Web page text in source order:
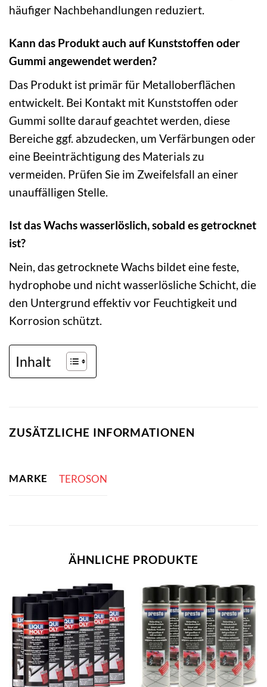
häufiger Nachbehandlungen reduziert.
Kann das Produkt auch auf Kunststoffen oder
Gummi angewendet werden?
Das Produkt ist primär für Metalloberflächen
entwickelt. Bei Kontakt mit Kunststoffen oder
Gummi sollte darauf geachtet werden, diese
Bereiche ggf. abzudecken, um Verfärbungen oder
eine Beeinträchtigung des Materials zu
vermeiden. Prüfen Sie im Zweifelsfall an einer
unauffälligen Stelle.
Ist das Wachs wasserlöslich, sobald es getrocknet
ist?
Nein, das getrocknete Wachs bildet eine feste,
hydrophobe und nicht wasserlösliche Schicht, die
den Untergrund effektiv vor Feuchtigkeit und
Korrosion schützt.
Inhalt
ZUSÄTZLICHE INFORMATIONEN
MARKE TEROSON
ÄHNLICHE PRODUKTE